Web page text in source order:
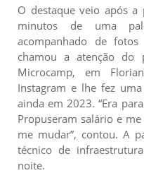
O destaque veio após
minutos de uma
acompanhado de
chamou a atenção do
Microcamp, em
Instagram e lhe fez
ainda em 2023. “Era
Propuseram salário e
me mudar”, contou. A
técnico de
noite.